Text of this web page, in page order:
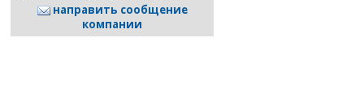
направить сообщение
компании